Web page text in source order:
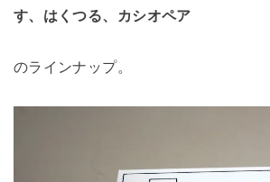
す、はくつる、カシオペア
のラインナップ。